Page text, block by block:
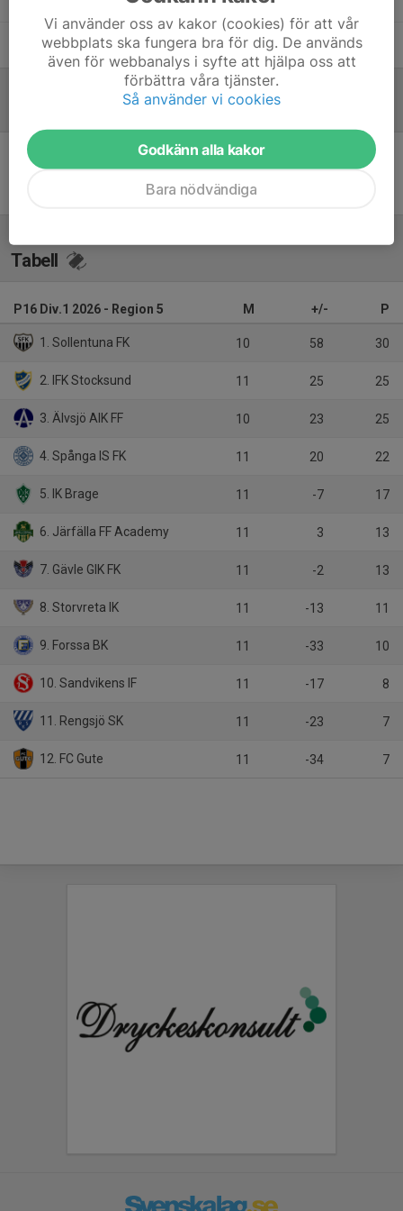
Lennart AdolphiLagledare
Inget referat skrivet
Tabell
P16 Div.1 2026 - Region 5 M +/- P
1. Sollentuna FK 10 58 30
2. IFK Stocksund 11 25 25
3. Älvsjö AIK FF 10 23 25
4. Spånga IS FK 11 20 22
5. IK Brage 11 -7 17
6. Järfälla FF Academy 11 3 13
7. Gävle GIK FK 11 -2 13
8. Storvreta IK 11 -13 11
9. Forssa BK 11 -33 10
10. Sandvikens IF 11 -17 8
11. Rengsjö SK 11 -23 7
12. FC Gute 11 -34 7
Vi använder oss av kakor (cookies) för att vår
webbplats ska fungera bra för dig. De används
även för webbanalys i syfte att hjälpa oss att
förbättra våra tjänster.
Så använder vi cookies
Godkänn alla kakor
Bara nödvändiga